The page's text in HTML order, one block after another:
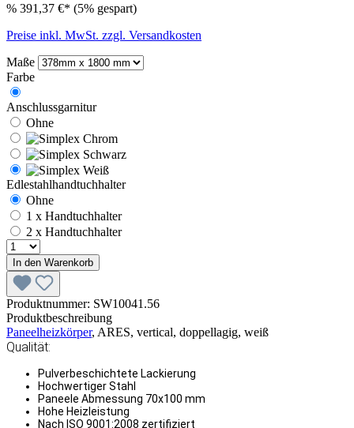
% 391,37 €* (5% gespart)
Preise inkl. MwSt. zzgl. Versandkosten
Maße
Farbe
Anschlussgarnitur
Ohne
Edlestahlhandtuchhalter
Ohne
1 x Handtuchhalter
2 x Handtuchhalter
In den Warenkorb
Produktnummer: SW10041.56
Produktbeschreibung
Paneelheizkörper, ARES, vertical, doppellagig, weiß
Qualität:
Pulverbeschichtete Lackierung
Hochwertiger Stahl
Paneele Abmessung 70x100 mm
Hohe Heizleistung
Nach ISO 9001:2008 zertifiziert